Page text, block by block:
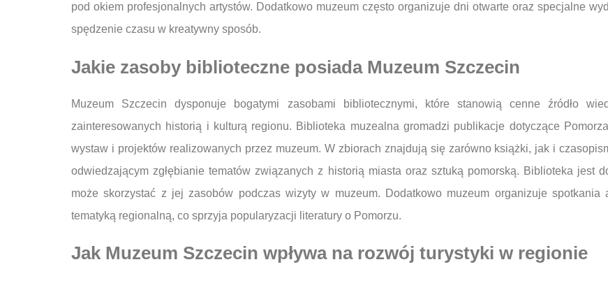
pod okiem profesjonalnych artystów. Dodatkowo muzeum często organizuje dni otwarte oraz specjalne
spędzenie czasu w kreatywny sposób.
Jakie zasoby biblioteczne posiada Muzeum Szczecin
Muzeum Szczecin dysponuje bogatymi zasobami bibliotecznymi, które stanowią cenne źródło
zainteresowanych historią i kulturą regionu. Biblioteka muzealna gromadzi publikacje dotyczące
wystaw i projektów realizowanych przez muzeum. W zbiorach znajdują się zarówno książki, jak i
odwiedzającym zgłębianie tematów związanych z historią miasta oraz sztuką pomorską. Biblioteka jest
może skorzystać z jej zasobów podczas wizyty w muzeum. Dodatkowo muzeum organizuje
tematyką regionalną, co sprzyja popularyzacji literatury o Pomorzu.
Jak Muzeum Szczecin wpływa na rozwój turystyki w regionie